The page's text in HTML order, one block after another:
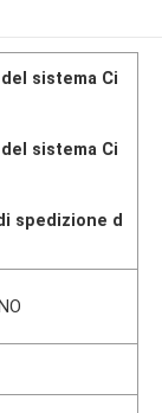
sistema Ci
sistema Ci
spedizione d